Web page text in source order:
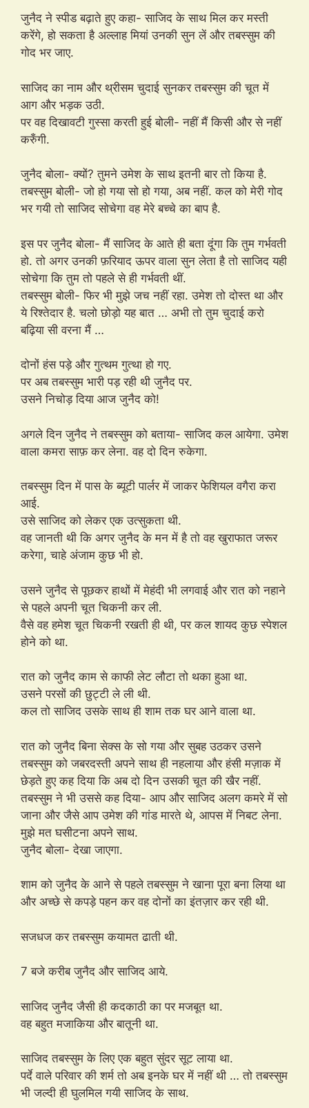
जुनैद ने स्पीड बढ़ाते हुए कहा- साजिद के साथ मिल कर मस्ती
करेंगे, हो सकता है अल्लाह मियां उनकी सुन लें और तबस्सुम की
गोद भर जाए.
साजिद का नाम और थ्रीसम चुदाई सुनकर तबस्सुम की चूत में
आग और भड़क उठी.
पर वह दिखावटी गुस्सा करती हुई बोली- नहीं मैं किसी और से नहीं
करुँगी.
जुनैद बोला- क्यों? तुमने उमेश के साथ इतनी बार तो किया है.
तबस्सुम बोली- जो हो गया सो हो गया, अब नहीं. कल को मेरी गोद
भर गयी तो साजिद सोचेगा वह मेरे बच्चे का बाप है.
इस पर जुनैद बोला- मैं साजिद के आते ही बता दूंगा कि तुम गर्भवती
हो. तो अगर उनकी फ़रियाद ऊपर वाला सुन लेता है तो साजिद यही
सोचेगा कि तुम तो पहले से ही गर्भवती थीं.
तबस्सुम बोली- फिर भी मुझे जच नहीं रहा. उमेश तो दोस्त था और
ये रिश्तेदार है. चलो छोड़ो यह बात … अभी तो तुम चुदाई करो
बढ़िया सी वरना मैं …
दोनों हंस पड़े और गुत्थम गुत्था हो गए.
पर अब तबस्सुम भारी पड़ रही थी जुनैद पर.
उसने निचोड़ दिया आज जुनैद को!
अगले दिन जुनैद ने तबस्सुम को बताया- साजिद कल आयेगा. उमेश
वाला कमरा साफ़ कर लेना. वह दो दिन रुकेगा.
तबस्सुम दिन में पास के ब्यूटी पार्लर में जाकर फेशियल वगैरा करा
आई.
उसे साजिद को लेकर एक उत्सुकता थी.
वह जानती थी कि अगर जुनैद के मन में है तो वह खुराफात जरूर
करेगा, चाहे अंजाम कुछ भी हो.
उसने जुनैद से पूछकर हाथों में मेहंदी भी लगवाई और रात को नहाने
से पहले अपनी चूत चिकनी कर ली.
वैसे वह हमेश चूत चिकनी रखती ही थी, पर कल शायद कुछ स्पेशल
होने को था.
रात को जुनैद काम से काफी लेट लौटा तो थका हुआ था.
उसने परसों की छुट्टी ले ली थी.
कल तो साजिद उसके साथ ही शाम तक घर आने वाला था.
रात को जुनैद बिना सेक्स के सो गया और सुबह उठकर उसने
तबस्सुम को जबरदस्ती अपने साथ ही नहलाया और हंसी मज़ाक में
छेड़ते हुए कह दिया कि अब दो दिन उसकी चूत की खैर नहीं.
तबस्सुम ने भी उससे कह दिया- आप और साजिद अलग कमरे में सो
जाना और जैसे आप उमेश की गांड मारते थे, आपस में निबट लेना.
मुझे मत घसीटना अपने साथ.
जुनैद बोला- देखा जाएगा.
शाम को जुनैद के आने से पहले तबस्सुम ने खाना पूरा बना लिया था
और अच्छे से कपड़े पहन कर वह दोनों का इंतज़ार कर रही थी.
सजधज कर तबस्सुम कयामत ढाती थी.
7 बजे करीब जुनैद और साजिद आये.
साजिद जुनैद जैसी ही कदकाठी का पर मजबूत था.
वह बहुत मजाकिया और बातूनी था.
साजिद तबस्सुम के लिए एक बहुत सुंदर सूट लाया था.
पर्दे वाले परिवार की शर्म तो अब इनके घर में नहीं थी … तो तबस्सुम
भी जल्दी ही घुलमिल गयी साजिद के साथ.